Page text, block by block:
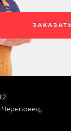
Череповец,